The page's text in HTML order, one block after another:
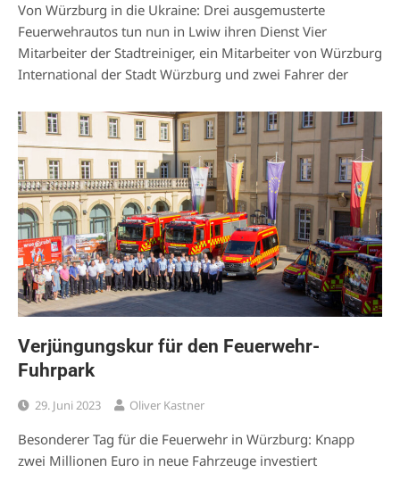
Von Würzburg in die Ukraine: Drei ausgemusterte
Feuerwehrautos tun nun in Lwiw ihren Dienst Vier
Mitarbeiter der Stadtreiniger, ein Mitarbeiter von Würzburg
International der Stadt Würzburg und zwei Fahrer der
Verjüngungskur für den Feuerwehr-
Fuhrpark
29. Juni 2023 Oliver Kastner
Besonderer Tag für die Feuerwehr in Würzburg: Knapp
zwei Millionen Euro in neue Fahrzeuge investiert